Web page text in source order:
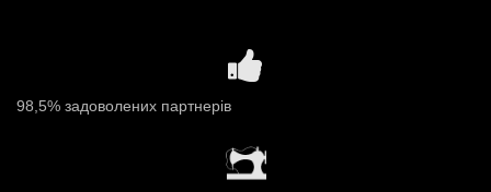
98,5% задоволених партнерів